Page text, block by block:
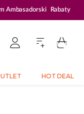
– AŻ 33% ZNIŻKI
Ambasadorski Rabaty
HOT DEAL